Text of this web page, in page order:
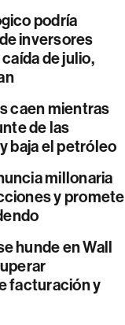
podría
inversores
de julio,
caen mientras
de las
baja el petróleo
millonaria
y promete
hunde en Wall
facturación y